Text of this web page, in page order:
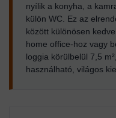
nyílik a konyha, a
külön WC. Ez az
között különösen
home office-hoz vagy
loggia körülbelül 7,5
használható, világos